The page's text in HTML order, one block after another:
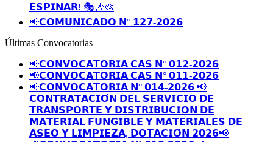
𝗘𝗦𝗣𝗜𝗡𝗔𝗥! 🎭🎶🎨
📢𝗖𝗢𝗠𝗨𝗡𝗜𝗖𝗔𝗗𝗢 𝗡° 𝟭𝟮𝟳-𝟮𝟬𝟮𝟲
Últimas Convocatorias
📢𝗖𝗢𝗡𝗩𝗢𝗖𝗔𝗧𝗢𝗥𝗜𝗔 𝗖𝗔𝗦 𝗡° 𝟬𝟭𝟮-𝟮𝟬𝟮𝟲
📢𝗖𝗢𝗡𝗩𝗢𝗖𝗔𝗧𝗢𝗥𝗜𝗔 𝗖𝗔𝗦 𝗡° 𝟬𝟭𝟭-𝟮𝟬𝟮𝟲
📢𝗖𝗢𝗡𝗩𝗢𝗖𝗔𝗧𝗢𝗥𝗜𝗔 𝗡° 𝟬𝟭𝟰-𝟮𝟬𝟮𝟲 📢
𝗖𝗢𝗡𝗧𝗥𝗔𝗧𝗔𝗖𝗜𝗢́𝗡 𝗗𝗘𝗟 𝗦𝗘𝗥𝗩𝗜𝗖𝗜𝗢 𝗗𝗘
𝗧𝗥𝗔𝗡𝗦𝗣𝗢𝗥𝗧𝗘 𝗬 𝗗𝗜𝗦𝗧𝗥𝗜𝗕𝗨𝗖𝗜𝗢𝗡 𝗗𝗘
𝗠𝗔𝗧𝗘𝗥𝗜𝗔𝗟 𝗙𝗨𝗡𝗚𝗜𝗕𝗟𝗘 𝗬 𝗠𝗔𝗧𝗘𝗥𝗜𝗔𝗟𝗘𝗦 𝗗𝗘
𝗔𝗦𝗘𝗢 𝗬 𝗟𝗜𝗠𝗣𝗜𝗘𝗭𝗔, 𝗗𝗢𝗧𝗔𝗖𝗜𝗢́𝗡 𝟮𝟬𝟮𝟲📢